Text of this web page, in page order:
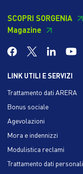
SCOPRI SORGENIA
Magazine
LINK UTILI E SERVIZI
Trattamento dati ARERA
Bonus sociale
Agevolazioni
Mora e indennizzi
Modulistica reclami
Trattamento dati personali